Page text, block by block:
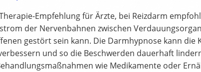
Empfehlung für Ärzte, bei Reizdarm
der Nervenbahnen zwischen
gestört sein kann. Die Darmhypnose kann die
und so die Beschwerden dauerhaft
wie Medikamente oder